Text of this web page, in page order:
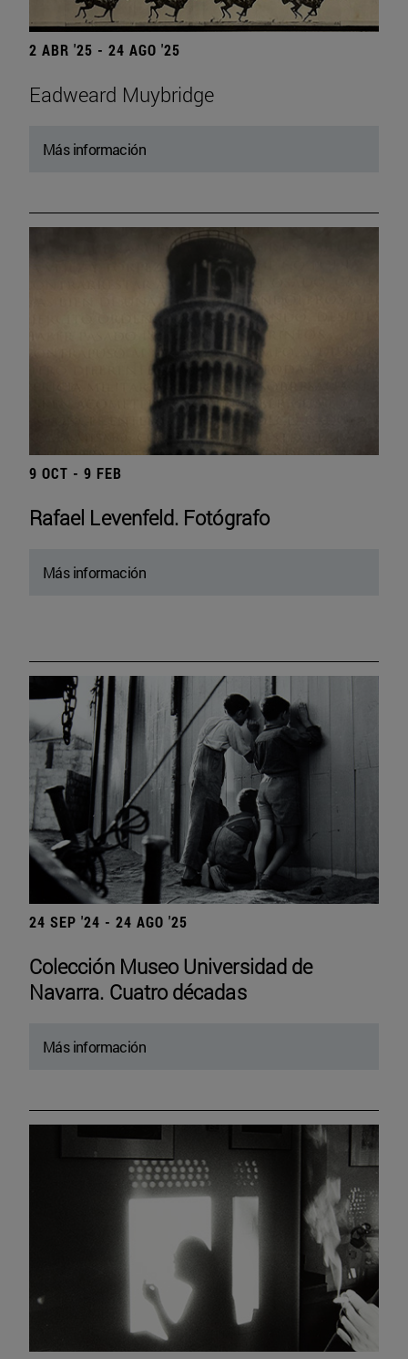
2 ABR '25 - 24 AGO '25
Eadweard Muybridge
Más información
9 OCT - 9 FEB
Rafael Levenfeld. Fotógrafo
Más información
24 SEP '24 - 24 AGO '25
Colección Museo Universidad de
Navarra. Cuatro décadas
Más información